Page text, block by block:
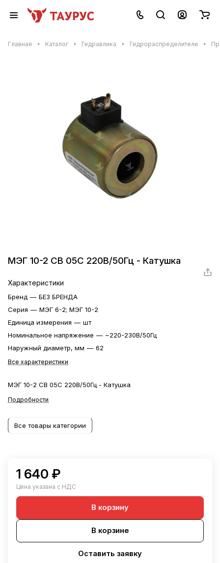
Главная Каталог Гидравлика Гидрораспределители
МЭГ 10-2 СВ 05С 220В/50Гц - Катушка
Характеристики
Бренд — БЕЗ БРЕНДА
Серия — МЭГ 6-2; МЭГ 10-2
Единица измерения — шт
Номинальное напряжение — ~220-230В/50Гц
Наружный диаметр, мм — 62
Все характеристики
МЭГ 10-2 СВ 05С 220В/50Гц - Катушка
Подробности
Все товары категории
1 640 ₽
Цена указана с НДС
В корзину
В корзине
Оставить заявку